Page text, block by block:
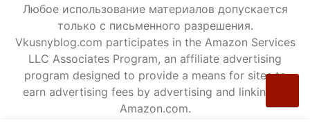
Любое использование материалов допускается
только с письменного разрешения.
Vkusnyblog.com participates in the Amazon Services
LLC Associates Program, an affiliate advertising
program designed to provide a means for sites to
earn advertising fees by advertising and linking to
Amazon.com.